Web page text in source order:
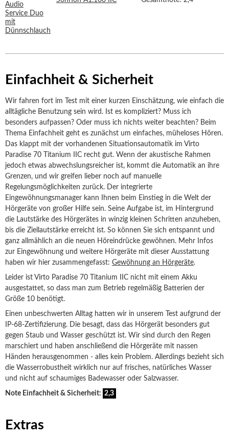
Einfachheit & Sicherheit
Wir fahren fort im Test mit einer kurzen Einschätzung, wie einfach die
alltägliche Benutzung sein wird. Ist es kompliziert? Muss ich
besonders aufpassen? Oder muss ich nichts weiter beachten? Beim
Thema Einfachheit geht es zunächst um einfaches, müheloses Hören.
Das klappt mit der vorhandenen Situationsautomatik im Virto
Paradise 70 Titanium IIC recht gut. Wenn der akustische Rahmen
jedoch etwas abwechslungsreicher ist, kommt die Automatik an ihre
Grenzen, und wir greifen lieber noch auf manuelle
Regelungsmöglichkeiten zurück. Der integrierte
Eingewöhnungsmanager kann Ihnen beim Einstieg in die Welt der
Hörgeräte von großer Hilfe sein. Seine Aufgabe ist, im Hintergrund
die Lautstärke des Hörgerätes in winzig kleinen Schritten anzuheben,
bis die Ziellautstärke erreicht ist. So können Sie sich entspannt und
ganz allmählich an die neuen Höreindrücke gewöhnen. Mehr Infos
zur Eingewöhnung und weitere Hörgeräte mit dieser Ausstattung
haben wir hier zusammengefasst: Gewöhnung an Hörgeräte.
Leider ist Virto Paradise 70 Titanium IIC nicht mit einem Akku
ausgestattet, so dass man zum Betrieb regelmäßig Batterien der
Größe 10 benötigt.
Einen unbeschwerten Alltag hatten wir in unserem Test aufgrund der
IP-68-Zertifizierung. Die besagt, dass das Hörgerät besonders gut
gegen Staub und Wasser geschützt ist. Wir sind durch den Regen
marschiert und haben anschließend die Hörgeräte mit nassen
Händen herausgenommen - alles kein Problem. Allerdings bezieht sich
die Wasserrobustheit wirklich nur auf frisches, natürliches Wasser
und nicht auf schaumiges Badewasser oder Salzwasser.
Note Einfachheit & Sicherheit: 2,3
Extras